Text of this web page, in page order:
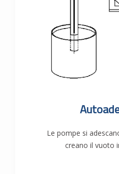
Le pompe si
creano il vuoto